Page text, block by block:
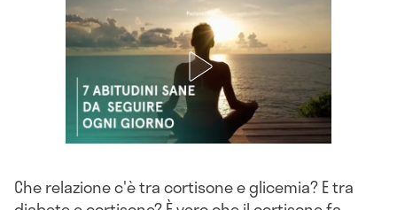
Che relazione c'è tra cortisone e glicemia? E tra